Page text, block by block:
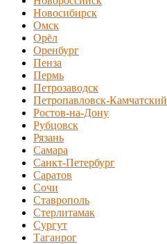
Новосибирск
Омск
Орёл
Оренбург
Пенза
Пермь
Петрозаводск
Петропавловск-Камчатский
Ростов-на-Дону
Рубцовск
Рязань
Самара
Санкт-Петербург
Саратов
Сочи
Ставрополь
Стерлитамак
Сургут
Таганрог